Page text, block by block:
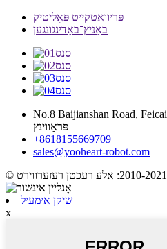
פּריוואַטקייט פּאָליטיק
באַניץ־באַדינגונגען
No.8 Baijianshan Road, Feicai אָפיס, Xuancheng שטאָט אַנהוי
פּראָווינץ
+8618155669709
sales@yooheart-robot.com
שיקן אימעיל
x